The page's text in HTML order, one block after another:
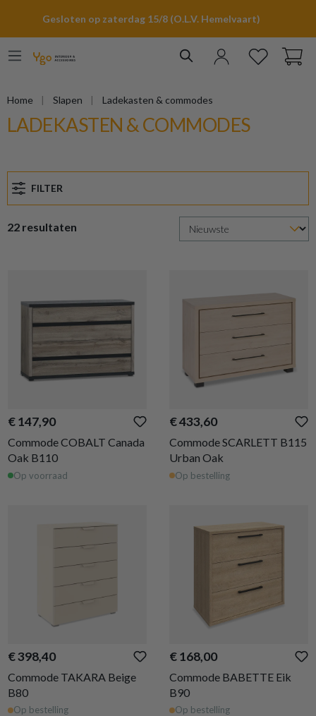
Gesloten op zaterdag 15/8 (O.L.V. Hemelvaart)
Home Slapen Ladekasten & commodes
LADEKASTEN & COMMODES
FILTER
22 resultaten
€ 147,90
Commode COBALT Canada
Oak B110
Op voorraad
€ 433,60
Commode SCARLETT B115
Urban Oak
Op bestelling
€ 398,40
Commode TAKARA Beige
B80
Op bestelling
€ 168,00
Commode BABETTE Eik
B90
Op bestelling